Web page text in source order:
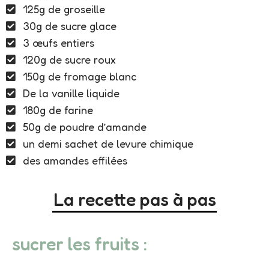
125g de groseille
30g de sucre glace
3 œufs entiers
120g de sucre roux
150g de fromage blanc
De la vanille liquide
180g de farine
50g de poudre d’amande
un demi sachet de levure chimique
des amandes effilées
La recette pas à pas
sucrer les fruits :